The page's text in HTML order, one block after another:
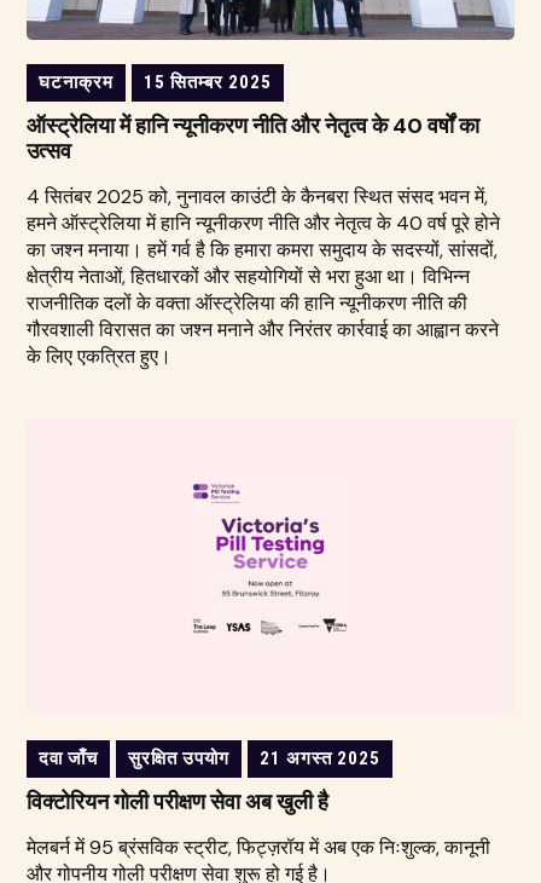
घटनाक्रम 15 सितम्बर 2025
ऑस्ट्रेलिया में हानि न्यूनीकरण नीति और नेतृत्व के 40 वर्षों का
उत्सव
4 सितंबर 2025 को, नुनावल काउंटी के कैनबरा स्थित संसद भवन में,
हमने ऑस्ट्रेलिया में हानि न्यूनीकरण नीति और नेतृत्व के 40 वर्ष पूरे होने
का जश्न मनाया। हमें गर्व है कि हमारा कमरा समुदाय के सदस्यों, सांसदों,
क्षेत्रीय नेताओं, हितधारकों और सहयोगियों से भरा हुआ था। विभिन्न
राजनीतिक दलों के वक्ता ऑस्ट्रेलिया की हानि न्यूनीकरण नीति की
गौरवशाली विरासत का जश्न मनाने और निरंतर कार्रवाई का आह्वान करने
के लिए एकत्रित हुए।
दवा जाँच सुरक्षित उपयोग 21 अगस्त 2025
विक्टोरियन गोली परीक्षण सेवा अब खुली है
मेलबर्न में 95 ब्रंसविक स्ट्रीट, फिट्ज़रॉय में अब एक निःशुल्क, कानूनी
और गोपनीय गोली परीक्षण सेवा शुरू हो गई है।